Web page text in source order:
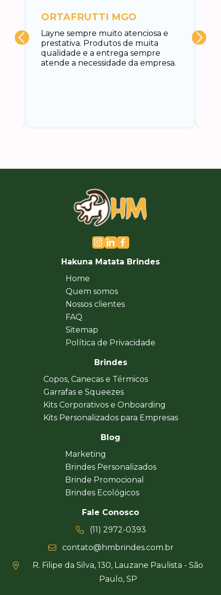
Layne sempre muito atenciosa e
prestativa. Produtos de muita
qualidade e a entrega sempre
atende a necessidade da empresa.
ORTAFRUTTI MGO
Hakuna Matata Brindes
Home
Quem somos
Nossos clientes
FAQ
Sitemap
Política de Privacidade
Brindes
Copos, Canecas e Térmicos
Garrafas e Squeezes
Kits Corporativos e Onboarding
Kits Personalizados para Empresas
Blog
Marketing
Brindes Personalizados
Brinde Promocional
Brindes Ecológicos
Fale Conosco
(11) 2972-0393
contato@hmbrindes.com.br
R. Filipe da Silva, 130, Lauzane Paulista - São
Paulo, SP